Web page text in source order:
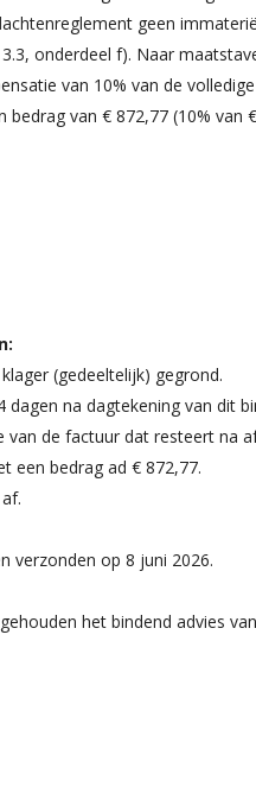
geen
onderdeel f). Naar
van 10% van de
bedrag van € 872,77 (10% van
(gedeeltelijk) gegrond.
dagen na dagtekening van dit
van de factuur dat resteert na
een bedrag ad € 872,77.
verzonden op 8 juni 2026.
het bindend advies